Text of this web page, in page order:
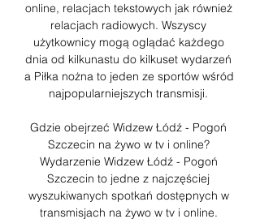
online, relacjach tekstowych jak również
relacjach radiowych. Wszyscy
użytkownicy mogą oglądać każdego
dnia od kilkunastu do kilkuset wydarzeń
a Piłka nożna to jeden ze sportów wśród
najpopularniejszych transmisji.
Gdzie obejrzeć Widzew Łódź - Pogoń
Szczecin na żywo w tv i online?
Wydarzenie Widzew Łódź - Pogoń
Szczecin to jedne z najczęściej
wyszukiwanych spotkań dostępnych w
transmisjach na żywo w tv i online.